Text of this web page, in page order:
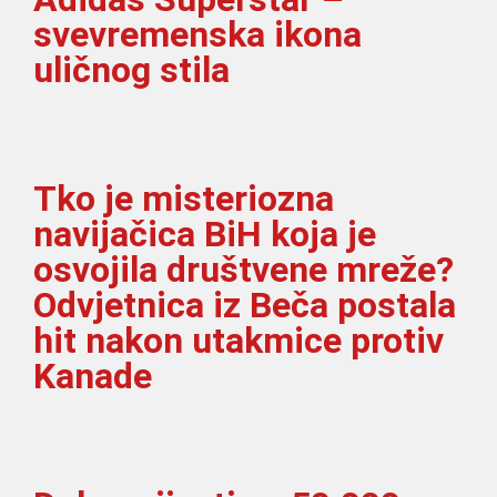
svevremenska ikona
uličnog stila
Tko je misteriozna
navijačica BiH koja je
osvojila društvene mreže?
Odvjetnica iz Beča postala
hit nakon utakmice protiv
Kanade